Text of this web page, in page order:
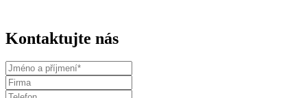
Kontaktujte nás